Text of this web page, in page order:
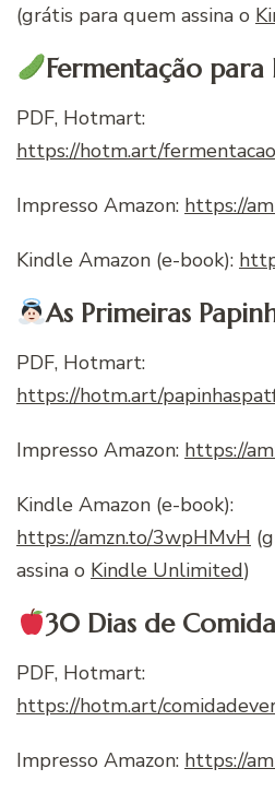
(grátis para quem assina o
Fermentação para
PDF, Hotmart:
https://hotm.art/
Impresso Amazon: https://
Kindle Amazon (e-book):
As Primeiras
PDF, Hotmart:
https://hotm.art/
Impresso Amazon: https://
Kindle Amazon (e-book):
https://amzn.to/3wpHMvH
assina o Kindle Unlimited)
30 Dias de
PDF, Hotmart:
https://hotm.art/
Impresso Amazon: https://